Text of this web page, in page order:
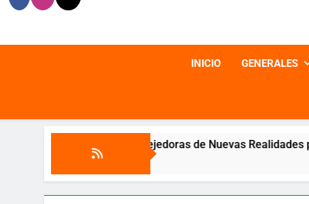
INICIO GENERALES
Tejedoras de Nuevas Realidades por La Guajira»